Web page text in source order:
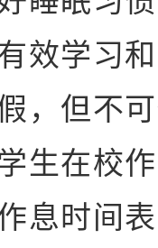
效学习
，但不
生在校
息时间